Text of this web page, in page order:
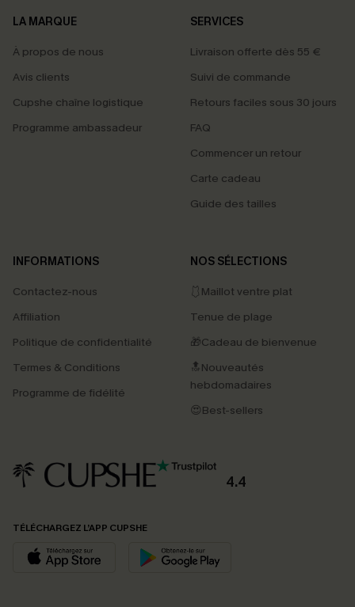
LA MARQUE
À propos de nous
Avis clients
Cupshe chaîne logistique
Programme ambassadeur
SERVICES
Livraison offerte dès 55 €
Suivi de commande
Retours faciles sous 30 jours
FAQ
Commencer un retour
Carte cadeau
Guide des tailles
INFORMATIONS
Contactez-nous
Affiliation
Politique de confidentialité
Termes & Conditions
Programme de fidélité
NOS SÉLECTIONS
🩱Maillot ventre plat
Tenue de plage
🎁Cadeau de bienvenue
🔝Nouveautés
hebdomadaires
😍Best-sellers
4.4
TÉLÉCHARGEZ L’APP CUPSHE